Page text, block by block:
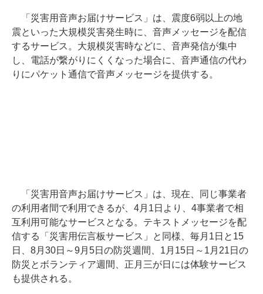
「災害用音声お届けサービス」は、震度6弱以上の地
震といった大規模災害発生時に、音声メッセージを配信
するサービス。大規模災害時などに、音声発信が集中
し、電話が繋がりにくくなった場合に、音声通信の代わ
りにパケット通信で音声メッセージを提供する。
「災害用音声お届けサービス」は、現在、同じ事業者
の利用者間で利用できるが、4月1日より、4事業者で相
互利用可能なサービスとなる。テキストメッセージを配
信する「災害用伝言板サービス」と同様、毎月1日と15
日、8月30日～9月5日の防災週間、1月15日～1月21日の
防災とボランティア週間、正月三が日には体験サービス
も提供される。